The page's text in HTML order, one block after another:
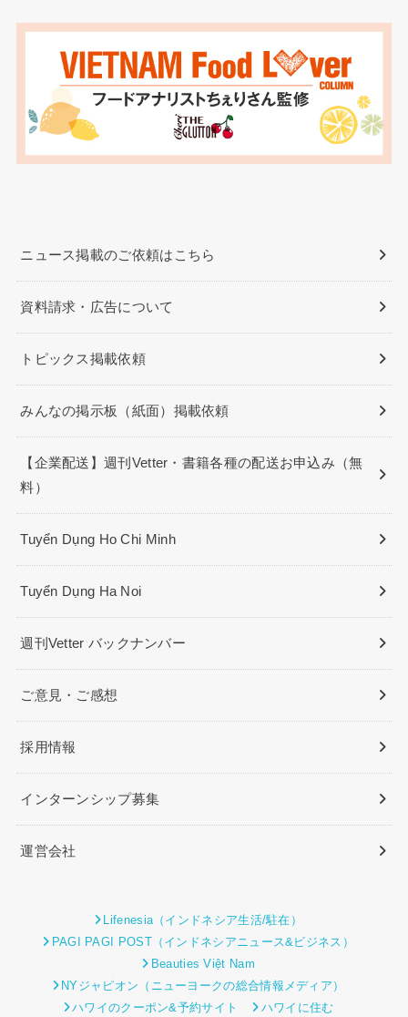
ニュース掲載のご依頼はこちら
資料請求・広告について
トピックス掲載依頼
みんなの掲示板（紙面）掲載依頼
【企業配送】週刊Vetter・書籍各種の配送お申込み（無
料）
Tuyển Dụng Ho Chi Minh
Tuyển Dụng Ha Noi
週刊Vetter バックナンバー
ご意見・ご感想
採用情報
インターンシップ募集
運営会社
Lifenesia（インドネシア生活/駐在）
PAGI PAGI POST（インドネシアニュース&ビジネス）
Beauties Việt Nam
NYジャピオン（ニューヨークの総合情報メディア）
ハワイのクーポン&予約サイト
ハワイに住む